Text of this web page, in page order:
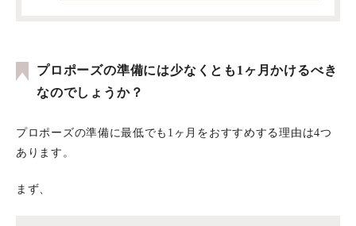
プロポーズの準備には少なくとも1ヶ月かけるべき
なのでしょうか？
プロポーズの準備に最低でも1ヶ月をおすすめする理由は4つ
あります。
まず、